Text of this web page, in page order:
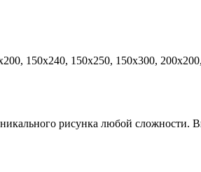
150x240, 150x250, 150x300,
рисунка любой сложности.